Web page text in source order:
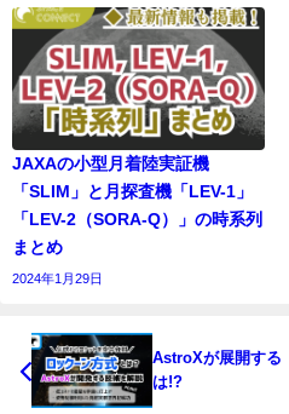
JAXAの小型月着陸実証機
「SLIM」と月探査機「LEV-1」
「LEV-2（SORA-Q）」の時系列
まとめ
2024年1月29日
AstroXが展開する
は!?